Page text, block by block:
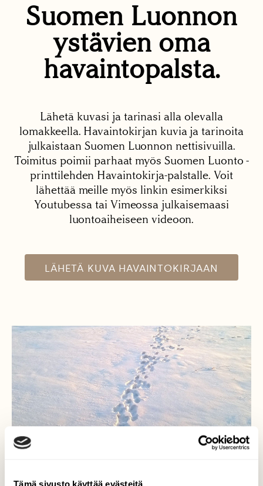
Tämä sivusto käyttää evästeitä
Suomen Luonnon
ystävien oma
havaintopalsta.
Lähetä kuvasi ja tarinasi alla olevalla
lomakkeella. Havaintokirjan kuvia ja tarinoita
julkaistaan Suomen Luonnon nettisivuilla.
Toimitus poimii parhaat myös Suomen Luonto -
printtilehden Havaintokirja-palstalle. Voit
lähettää meille myös linkin esimerkiksi
Youtubessa tai Vimeossa julkaisemaasi
luontoaiheiseen videoon.
LÄHETÄ KUVA HAVAINTOKIRJAAN